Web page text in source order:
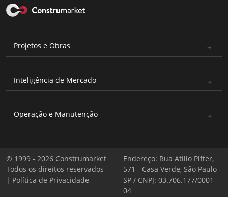
Projetos e Obras
Inteligência de Mercado
Operação e Manutenção
© 1999 - 2026 Construmarket
Todos os direitos reservados
| Política de Privacidade
Endereço: Rua Atílio Piffer,
571 - Casa Verde, São Paulo -
SP / CNPJ: 03.706.177/0001-
04